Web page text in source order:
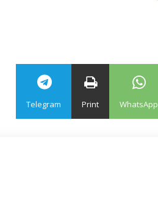
WhatsApp
Print
Telegram